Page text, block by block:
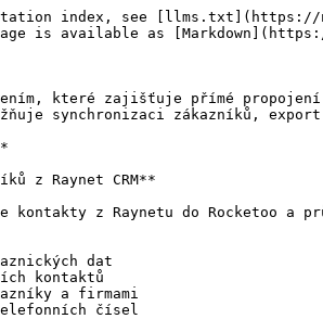
index, see [llms.txt](https://
is available as
které zajišťuje přímé propojení
synchronizaci zákazníků,
z Raynet CRM**
kontakty z Raynetu do Rocketoo
dat
kontaktů
a firmami
čísel